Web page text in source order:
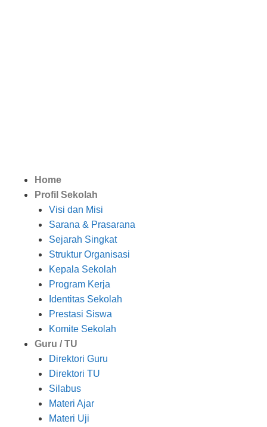
Home
Profil Sekolah
Visi dan Misi
Sarana & Prasarana
Sejarah Singkat
Struktur Organisasi
Kepala Sekolah
Program Kerja
Identitas Sekolah
Prestasi Siswa
Komite Sekolah
Guru / TU
Direktori Guru
Direktori TU
Silabus
Materi Ajar
Materi Uji